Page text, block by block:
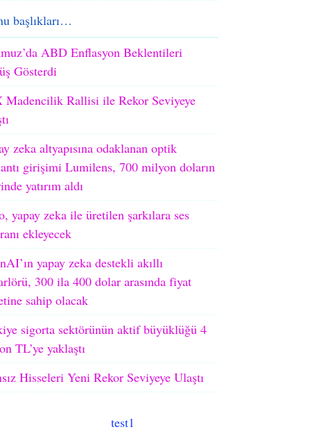
başlıkları…
ABD Enflasyon Beklentileri
Gösterdi
Madencilik Rallisi ile Rekor Seviyeye
zeka altyapısına odaklanan optik
girişimi Lumilens, 700 milyon doların
yatırım aldı
yapay zeka ile üretilen şarkılara ses
ekleyecek
yapay zeka destekli akıllı
300 ila 400 dolar arasında fiyat
sahip olacak
sigorta sektörünün aktif büyüklüğü 4
TL’ye yaklaştı
Hisseleri Yeni Rekor Seviyeye Ulaştı
test1